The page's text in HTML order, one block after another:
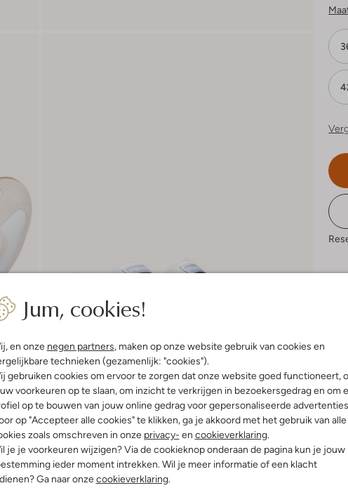
Jum, cookies!
en onze negen partners, maken op onze website gebruik van cookies en
technieken (gezamenlijk: "cookies").
gebruiken cookies om ervoor te zorgen dat onze website goed functioneert,
voorkeuren op te slaan, om inzicht te verkrijgen in bezoekersgedrag en om
op te bouwen van jouw online gedrag voor gepersonaliseerde
op "Accepteer alle cookies" te klikken, ga je akkoord met het gebruik van alle
zoals omschreven in onze privacy- en cookieverklaring.
je je voorkeuren wijzigen? Via de cookieknop onderaan de pagina kun je jouw
ieder moment intrekken. Wil je meer informatie of een klacht
Ga naar onzecookieverklaring.
Bezorgen & retourneren